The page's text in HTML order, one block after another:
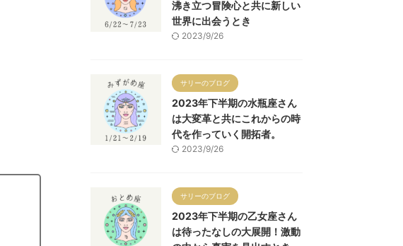
沸き立つ冒険心と共に新しい
世界に出会うとき
2023/9/26
サリーのブログ
2023年下半期の水瓶座さん
は大変革と共にこれからの時
代を作っていく開拓者。
2023/9/26
サリーのブログ
2023年下半期の乙女座さん
は待ったなしの大展開！激動